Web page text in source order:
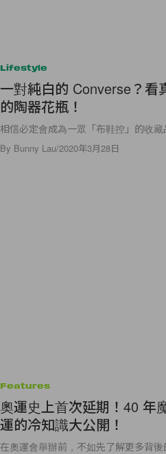
Lifestyle
一對純白的 Converse？看
的陶器花瓶！
相信必定會成為一眾「布鞋控」的收藏
By Bunny Lau/2020年3月28日
Features
奧運史上首次延期！40 年
運的冷知識大公開！
在奧運會舉辦前，不如先了解更多背後